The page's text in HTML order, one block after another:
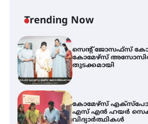
Trending Now
വെള്ളിയാഴ്ച സ്‌ക്രീൻ
സെന്റ് ജോസഫ്സ്
കോമേഴ്‌സ്
തുടക്കമായി
കോമേഴ്സ്
എസ് എൻ ഹയർ
വിദ്യാർത്ഥികൾ